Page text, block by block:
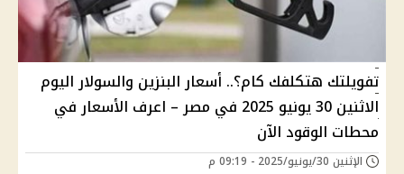
تفويلتك هتكلفك كام؟.. أسعار البنزين والسولار اليوم
الاثنين 30 يونيو 2025 في مصر – اعرف الأسعار في
محطات الوقود الآن
الإثنين 30/يونيو/2025 - 09:19 م